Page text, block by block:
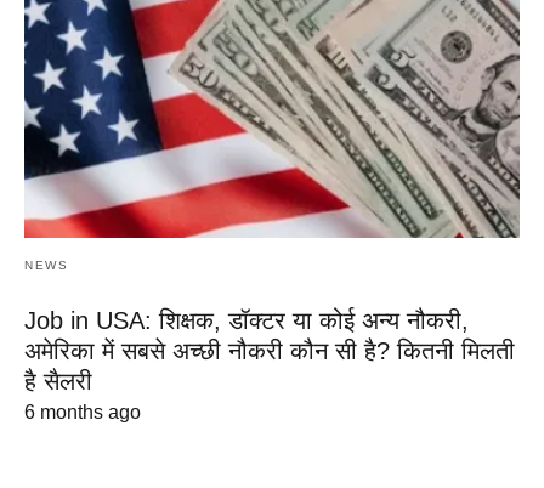
NEWS
Job in USA: शिक्षक, डॉक्टर या कोई अन्य नौकरी,
अमेरिका में सबसे अच्छी नौकरी कौन सी है? कितनी मिलती
है सैलरी
6 months ago